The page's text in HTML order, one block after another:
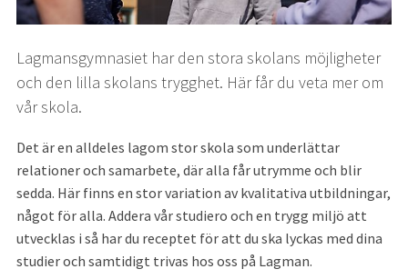
Lagmansgymnasiet har den stora skolans möjligheter
och den lilla skolans trygghet. Här får du veta mer om
vår skola.
Det är en alldeles lagom stor skola som underlättar
relationer och samarbete, där alla får utrymme och blir
sedda. Här finns en stor variation av kvalitativa utbildningar,
något för alla. Addera vår studiero och en trygg miljö att
utvecklas i så har du receptet för att du ska lyckas med dina
studier och samtidigt trivas hos oss på Lagman.